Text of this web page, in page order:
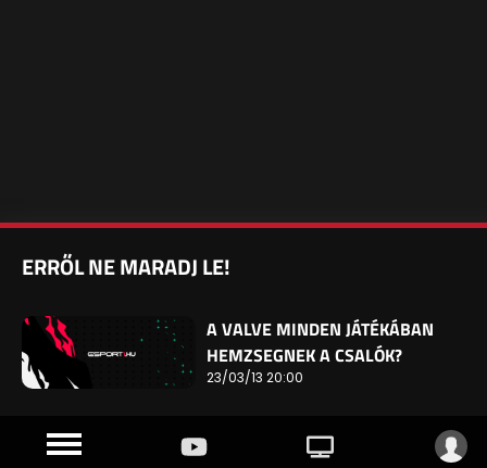
ERRŐL NE MARADJ LE!
A VALVE MINDEN JÁTÉKÁBAN
HEMZSEGNEK A CSALÓK?
23/03/13 20:00